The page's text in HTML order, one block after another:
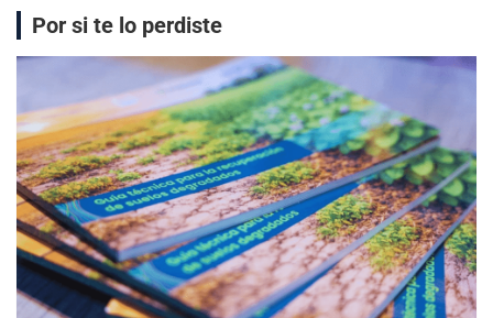
Por si te lo perdiste